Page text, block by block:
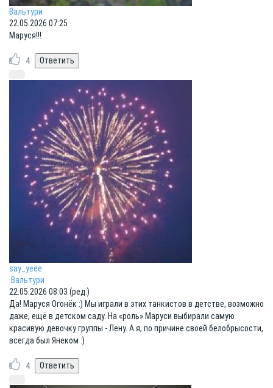
Вальтури
22.05.2026 07:25
Маруся!!!
4
say_yeee
Вальтури
22.05.2026 08:03 (ред.)
Да! Маруся Огонёк :) Мы играли в этих танкистов в детстве, возможно
даже, ещё в детском саду. На «роль» Маруси выбирали самую
красивую девочку группы - Лену. А я, по причине своей белобрысости,
всегда был Янеком :)
4